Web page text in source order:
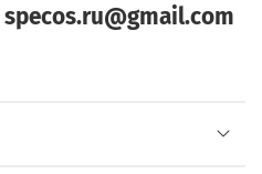
specos.ru@gmail.com